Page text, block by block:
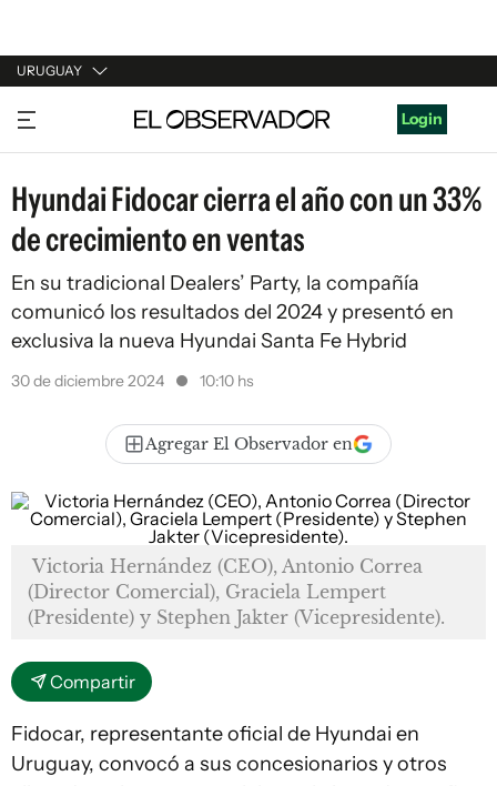
URUGUAY
URUGUAY
ARGENTINA
ESPAÑA
ESTADOS UNIDOS
Login
Hyundai Fidocar cierra el año con un 33%
de crecimiento en ventas
En su tradicional Dealers’ Party, la compañía
comunicó los resultados del 2024 y presentó en
exclusiva la nueva Hyundai Santa Fe Hybrid
30 de diciembre 2024 10:10 hs
Agregar El Observador en
Victoria Hernández (CEO), Antonio Correa
(Director Comercial), Graciela Lempert
(Presidente) y Stephen Jakter (Vicepresidente).
Compartir
Fidocar, representante oficial de Hyundai en
Uruguay, convocó a sus concesionarios y otros